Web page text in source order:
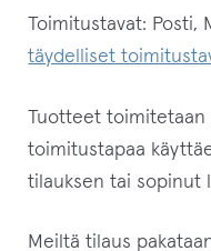
Toimitustavat: Posti,
täydelliset
Tuotteet toimitetaan
toimitustapaa
tilauksen tai sopinut
Meiltä tilaus